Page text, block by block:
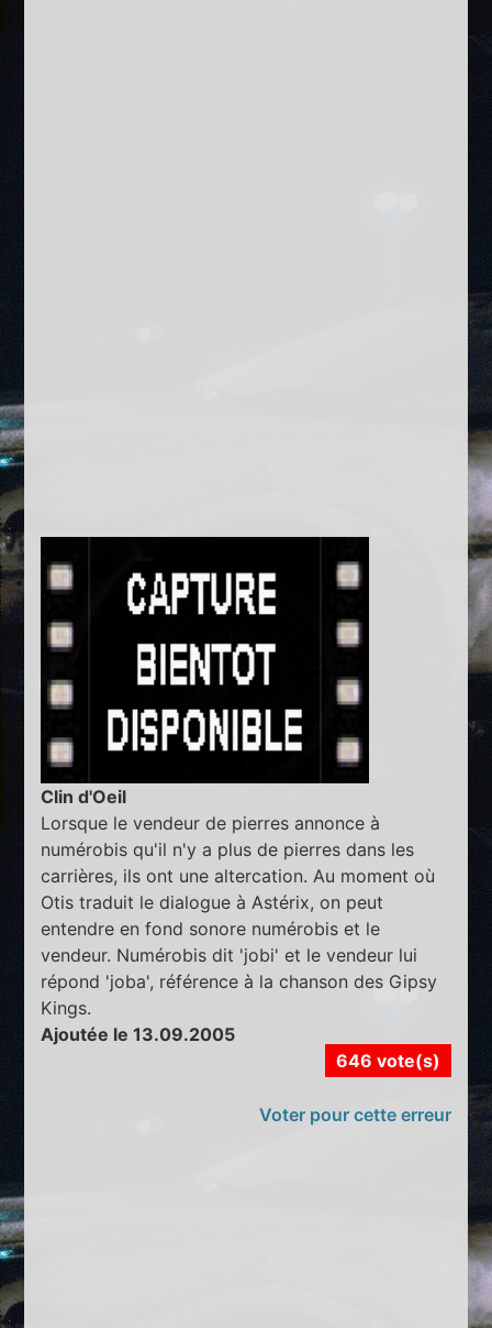
Clin d'Oeil
Lorsque le vendeur de pierres annonce à
numérobis qu'il n'y a plus de pierres dans les
carrières, ils ont une altercation. Au moment où
Otis traduit le dialogue à Astérix, on peut
entendre en fond sonore numérobis et le
vendeur. Numérobis dit 'jobi' et le vendeur lui
répond 'joba', référence à la chanson des Gipsy
Kings.
Ajoutée le 13.09.2005
646 vote(s)
Voter pour cette erreur